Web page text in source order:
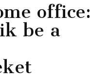
office:
be a